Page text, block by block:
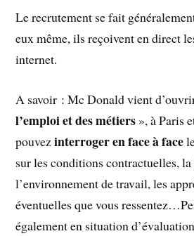
Le recrutement se fait
eux même, ils reçoivent en direct
internet.
A savoir : Mc Donald vient
l’emploi et des métiers », à Paris
pouvezinterroger en face à face
sur les conditions contractuelles,
l’environnement de travail, les
éventuelles que vous
également en situation